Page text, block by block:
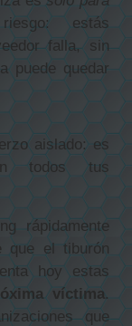
estás
falla, sin
puede quedar
aislado: es
todos tus
rápidamente
que el tiburón
hoy estas
víctima.
que